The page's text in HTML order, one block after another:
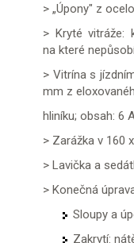
> „Úpony" z
> Kryté vitráže:
na které
> Vitrína s
mm z
hliníku; obsah: 6
> Zarážka v 160
> Lavička a
> Konečná
Sloupy a
Zakrytí: